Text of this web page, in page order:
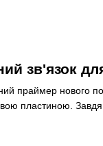
зв'язок
праймер нового
пластиною.